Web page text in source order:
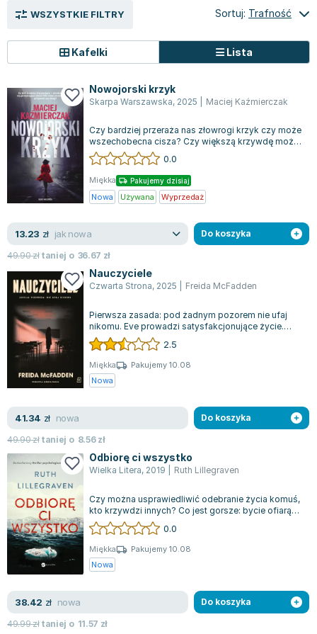
Zygmunt Freud
Michel Moran
Jo Nesbo
Katarzyna Miller
Antoine de Saint Exupery
Lew Tołstoj
Mark Twain
Marcin Meller
Paulina Młynarska
Jarosław Sokołowski
Piotr Latocha
Michael Scott
Piotr Semka
Jarosław Iwaszkiewicz
Joseph Murphy
Jan Sztaudynger
Aleksander Puszkin
Oscar Wilde
Maddie Ziegler
Leszek Czarnecki
Joanna Racewicz
Maria Seweryn
Janina Zającówna
Eric Helms
Anna Prus (oprac.)
Nela Mała Reporterka
Agnieszka Maciąg
Terry Pratchett
Virginia Woolf
Kafelki Lista
WSZYSTKIE FILTRY Sortuj: Trafność
Nowojorski krzyk
Skarpa Warszawska, 2025 Maciej Kaźmierczak
Czy bardziej przeraża nas złowrogi krzyk czy może
wszechobecna cisza? Czy większą krzywdę może
wyrządzić nam ktoś, kogo uważamy za...
0.0
Miękka Pakujemy dzisiaj
Nowa Używana Wyprzedaż
13.23 zł jak nowa
49.90złtaniej o 36.67 zł
Do koszyka
Nauczyciele
Czwarta Strona, 2025 Freida McFadden
Pierwsza zasada: pod żadnym pozorem nie ufaj
nikomu. Eve prowadzi satysfakcjonujące życie.
Codziennie rano całuje męża, Nate’a, i...
2.5
Miękka
Pakujemy 10.08
Nowa
41.34 zł nowa
49.90złtaniej o 8.56zł
Do koszyka
Odbiorę ci wszystko
Wielka Litera, 2019 Ruth Lillegraven
Czy można usprawiedliwić odebranie życia komuś,
kto krzywdzi innych? Co jest gorsze: bycie ofiarą
czy mordercą? Te trudne pytania...
0.0
Miękka
Pakujemy 10.08
Nowa
38.42 zł nowa
49.99złtaniej o 11.57 zł
Do koszyka